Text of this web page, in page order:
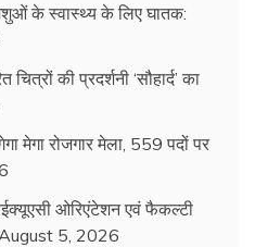
के स्वास्थ्य के लिए घातक:
की प्रदर्शनी ‘सौहार्द’ का
मेगा रोजगार मेला, 559 पदों पर
ओरिएंटेशन एवं फैकल्टी
August 5, 2026